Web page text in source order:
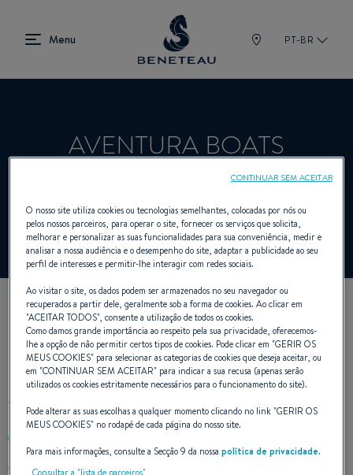
PT-BR
AVENTURA BOATS
Revendedor A bordo para BENETEAU
NOSSOS DADOS DE
CONTATO
Bohdalecká 1576/23c
O nosso site utiliza cookies ou tecnologias semelhantes, colocadas por nós ou
pelos nossos parceiros, para operar o site, fornecer os serviços que solicita,
melhorar e personalizar as suas funcionalidades para sua conveniência, medir e
analisar a nossa audiência e o desempenho do site, adaptar a publicidade ao seu
perfil de interesses e permitir-lhe interagir com redes sociais.
Ao visitar o site, os dados podem ser armazenados no seu navegador ou
recuperados a partir dele, geralmente sob a forma de cookies. Ao clicar em
"ACEITAR TODOS", consente a utilização de todos os cookies.
Como damos grande importância ao respeito pela sua privacidade, oferecemos-
lhe a opção de não permitir certos tipos de cookies. Pode clicar em "GERIR OS
MEUS COOKIES" para selecionar as categorias de cookies que deseja aceitar, ou
em "CONTINUAR SEM ACEITAR" para indicar a sua recusa (apenas serão
utilizados os cookies estritamente necessários para o funcionamento do site).
Pode alterar as suas escolhas a qualquer momento clicando no link "GERIR OS
MEUS COOKIES" no rodapé de cada página do nosso site.
Para mais informações, consulte a Secção 9 da nossapolítica de privacidade.
CONTINUAR SEM ACEITAR